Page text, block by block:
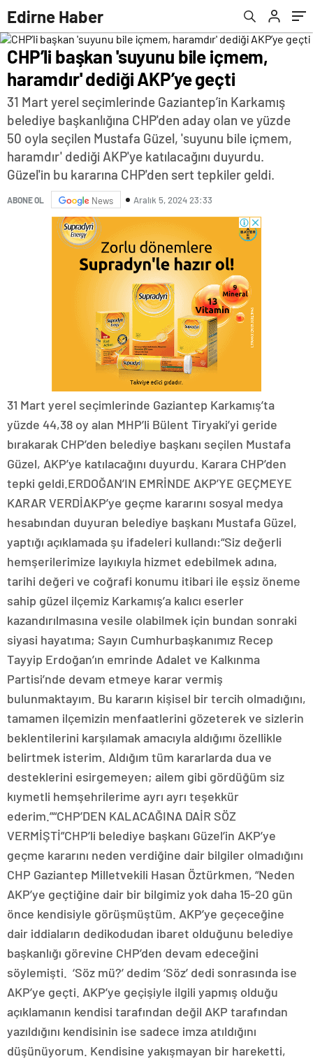
Edirne Haber
CHP’li başkan 'suyunu bile içmem,
haramdır' dediği AKP’ye geçti
31 Mart yerel seçimlerinde Gaziantep’in Karkamış
belediye başkanlığına CHP'den aday olan ve yüzde
50 oyla seçilen Mustafa Güzel, 'suyunu bile içmem,
haramdır' dediği AKP'ye katılacağını duyurdu.
Güzel'in bu kararına CHP'den sert tepkiler geldi.
ABONE OL News Aralık 5, 2024 23:33
31 Mart yerel seçimlerinde Gaziantep Karkamış’ta
yüzde 44,38 oy alan MHP’li Bülent Tiryaki’yi geride
bırakarak CHP’den belediye başkanı seçilen Mustafa
Güzel, AKP’ye katılacağını duyurdu. Karara CHP’den
tepki geldi.ERDOĞAN’IN EMRİNDE AKP’YE GEÇMEYE
KARAR VERDİAKP’ye geçme kararını sosyal medya
hesabından duyuran belediye başkanı Mustafa Güzel,
yaptığı açıklamada şu ifadeleri kullandı:“Siz değerli
hemşerilerimize layıkıyla hizmet edebilmek adına,
tarihi değeri ve coğrafi konumu itibari ile eşsiz öneme
sahip güzel ilçemiz Karkamış’a kalıcı eserler
kazandırılmasına vesile olabilmek için bundan sonraki
siyasi hayatıma; Sayın Cumhurbaşkanımız Recep
Tayyip Erdoğan’ın emrinde Adalet ve Kalkınma
Partisi’nde devam etmeye karar vermiş
bulunmaktayım. Bu kararın kişisel bir tercih olmadığını,
tamamen ilçemizin menfaatlerini gözeterek ve sizlerin
beklentilerini karşılamak amacıyla aldığımı özellikle
belirtmek isterim. Aldığım tüm kararlarda dua ve
desteklerini esirgemeyen; ailem gibi gördüğüm siz
kıymetli hemşehrilerime ayrı ayrı teşekkür
ederim.”“CHP’DEN KALACAĞINA DAİR SÖZ
VERMİŞTİ”CHP’li belediye başkanı Güzel’in AKP’ye
geçme kararını neden verdiğine dair bilgiler olmadığını
CHP Gaziantep Milletvekili Hasan Öztürkmen, “Neden
AKP’ye geçtiğine dair bir bilgimiz yok daha 15-20 gün
önce kendisiyle görüşmüştüm. AKP’ye geçeceğine
dair iddiaların dedikodudan ibaret olduğunu belediye
başkanlığı görevine CHP’den devam edeceğini
söylemişti. ‘Söz mü?’ dedim ‘Söz’ dedi sonrasında ise
AKP’ye geçti. AKP’ye geçişiyle ilgili yapmış olduğu
açıklamanın kendisi tarafından değil AKP tarafından
yazıldığını kendisinin ise sadece imza atıldığını
düşünüyorum. Kendisine yakışmayan bir hareketti,